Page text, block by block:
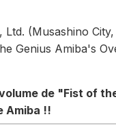
Ltd. (Musashino
Genius Amiba's
de "Fist of
Amiba !!